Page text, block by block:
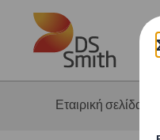
Skip to main content
Εταιρική σελίδα